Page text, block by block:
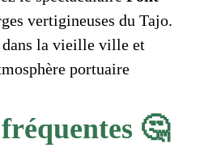
vertigineuses du Tajo.
la vieille ville et
portuaire
🤔